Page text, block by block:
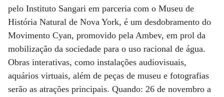
pelo Instituto Sangari em parceria com o Museu de
História Natural de Nova York, é um desdobramento do
Movimento Cyan, promovido pela Ambev, em prol da
mobilização da sociedade para o uso racional de água.
Obras interativas, como instalações audiovisuais,
aquários virtuais, além de peças de museu e fotografias
serão as atrações principais. Quando: 26 de novembro a